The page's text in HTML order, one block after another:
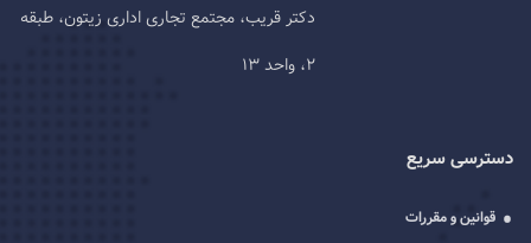
دکتر قریب، مجتمع تجاری اداری زیتون، طبقه
2، واحد 13
دسترسی سریع
قوانین و مقررات